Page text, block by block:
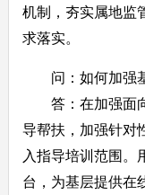
机制，夯实属地监
求落实。
问：如何加强
答：在加强面
导帮扶，加强针对
入指导培训范围。
台，为基层提供在